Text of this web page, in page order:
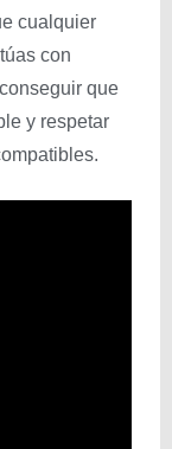
cualquier
con
que
y respetar